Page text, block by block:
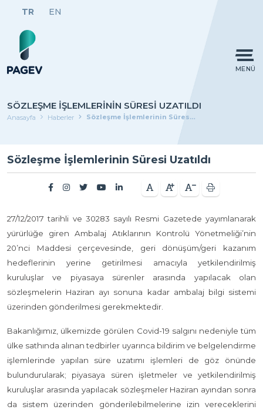
TR EN
MENÜ
SÖZLEŞME İŞLEMLERININ SÜRESI UZATILDI
Anasayfa Haberler Sözleşme İşlemlerinin Süresi Uzatıldı
Sözleşme İşlemlerinin Süresi Uzatıldı
27/12/2017 tarihli ve 30283 sayılı Resmi Gazetede yayımlanarak
yürürlüğe giren Ambalaj Atıklarının Kontrolü Yönetmeliği’nin
20’nci Maddesi çerçevesinde, geri dönüşüm/geri kazanım
hedeflerinin yerine getirilmesi amacıyla yetkilendirilmiş
kuruluşlar ve piyasaya sürenler arasında yapılacak olan
sözleşmelerin Haziran ayı sonuna kadar ambalaj bilgi sistemi
üzerinden gönderilmesi gerekmektedir.
Bakanlığımız, ülkemizde görülen Covid-19 salgını nedeniyle tüm
ülke sathında alınan tedbirler uyarınca bildirim ve belgelendirme
işlemlerinde yapılan süre uzatımı işlemleri de göz önünde
bulundurularak; piyasaya süren işletmeler ve yetkilendirilmiş
kuruluşlar arasında yapılacak sözleşmeler Haziran ayından sonra
da sistem üzerinden gönderilebilmelerine izin vereceklerini